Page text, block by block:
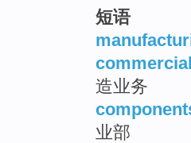
短语
造业务
业部